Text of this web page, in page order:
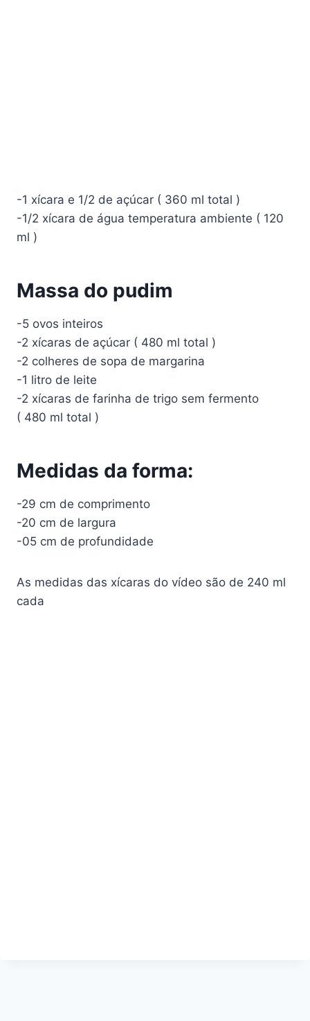
-1 xícara e 1/2 de açúcar ( 360 ml total )
-1/2 xícara de água temperatura ambiente ( 120
ml )
Massa do pudim
-5 ovos inteiros
-2 xícaras de açúcar ( 480 ml total )
-2 colheres de sopa de margarina
-1 litro de leite
-2 xícaras de farinha de trigo sem fermento
( 480 ml total )
Medidas da forma:
-29 cm de comprimento
-20 cm de largura
-05 cm de profundidade
As medidas das xícaras do vídeo são de 240 ml
cada